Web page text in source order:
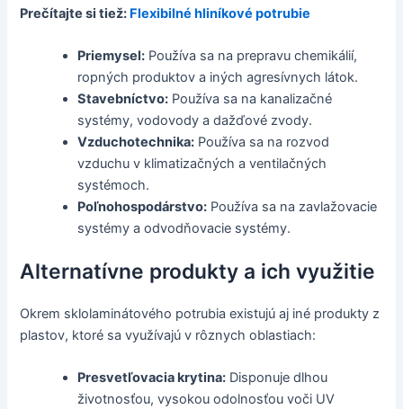
Prečítajte si tiež: Flexibilné hliníkové potrubie
Priemysel: Používa sa na prepravu chemikálií,
ropných produktov a iných agresívnych látok.
Stavebníctvo: Používa sa na kanalizačné
systémy, vodovody a dažďové zvody.
Vzduchotechnika: Používa sa na rozvod
vzduchu v klimatizačných a ventilačných
systémoch.
Poľnohospodárstvo: Používa sa na zavlažovacie
systémy a odvodňovacie systémy.
Alternatívne produkty a ich využitie
Okrem sklolaminátového potrubia existujú aj iné produkty z
plastov, ktoré sa využívajú v rôznych oblastiach:
Presvetľovacia krytina: Disponuje dlhou
životnosťou, vysokou odolnosťou voči UV